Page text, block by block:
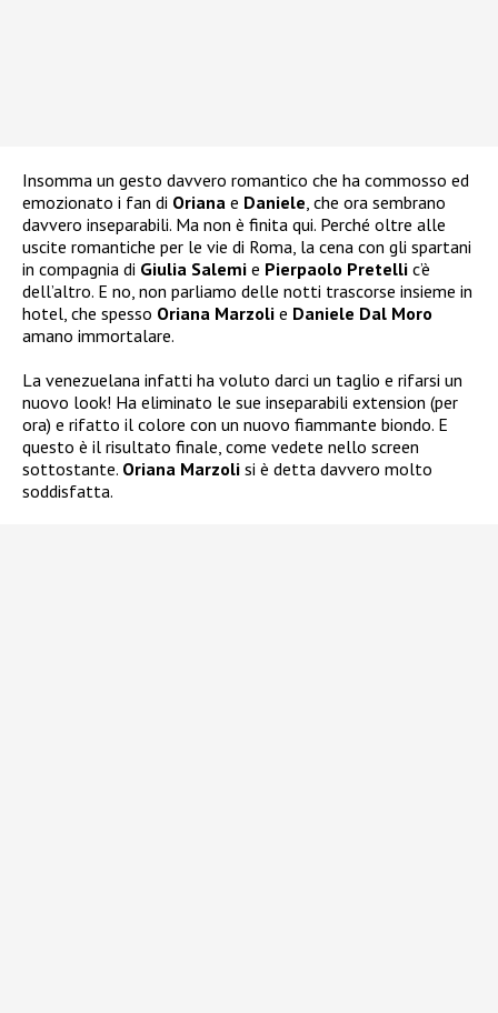
Insomma un gesto davvero romantico che ha commosso ed
emozionato i fan di Oriana e Daniele, che ora sembrano
davvero inseparabili. Ma non è finita qui. Perché oltre alle
uscite romantiche per le vie di Roma, la cena con gli spartani
in compagnia di Giulia Salemi e Pierpaolo Pretelli c’è
dell’altro. E no, non parliamo delle notti trascorse insieme in
hotel, che spesso Oriana Marzoli e Daniele Dal Moro
amano immortalare.
La venezuelana infatti ha voluto darci un taglio e rifarsi un
nuovo look! Ha eliminato le sue inseparabili extension (per
ora) e rifatto il colore con un nuovo fiammante biondo. E
questo è il risultato finale, come vedete nello screen
sottostante. Oriana Marzoli si è detta davvero molto
soddisfatta.